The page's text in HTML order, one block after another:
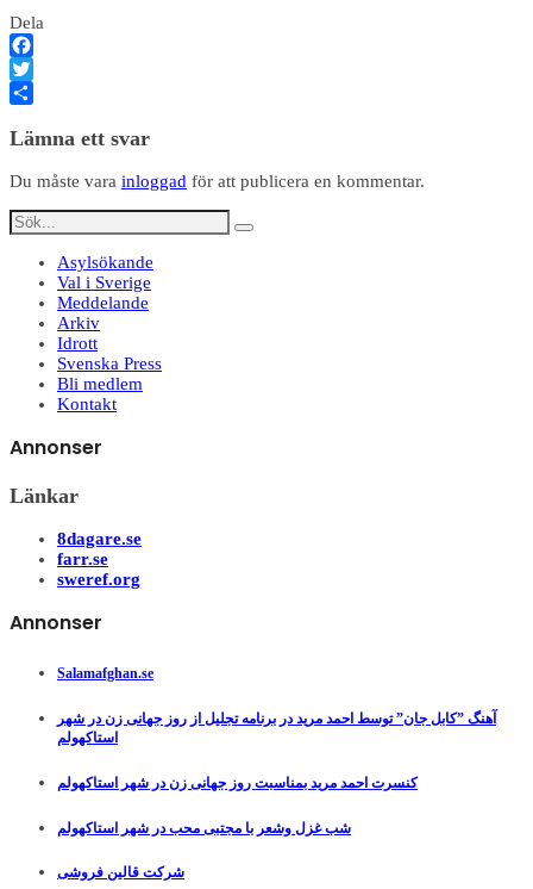
Dela
Facebook
Twitter
Lämna ett svar
Du måste vara inloggad för att publicera en kommentar.
Asylsökande
Val i Sverige
Meddelande
Arkiv
Idrott
Svenska Press
Bli medlem
Kontakt
Annonser
Länkar
8dagare.se
farr.se
sweref.org
Annonser
Salamafghan.se
آهنگ ”کابل جان” توسط احمد مرید در برنامه تجلیل از روز جهانی زن در شهر
استاکهولم
کنسرت احمد مرید بمناسبت روز جهانی زن در شهر استاکهولم
شب غزل وشعر با مجتبی محب در شهر استاکهولم
شرکت قالین فروشی